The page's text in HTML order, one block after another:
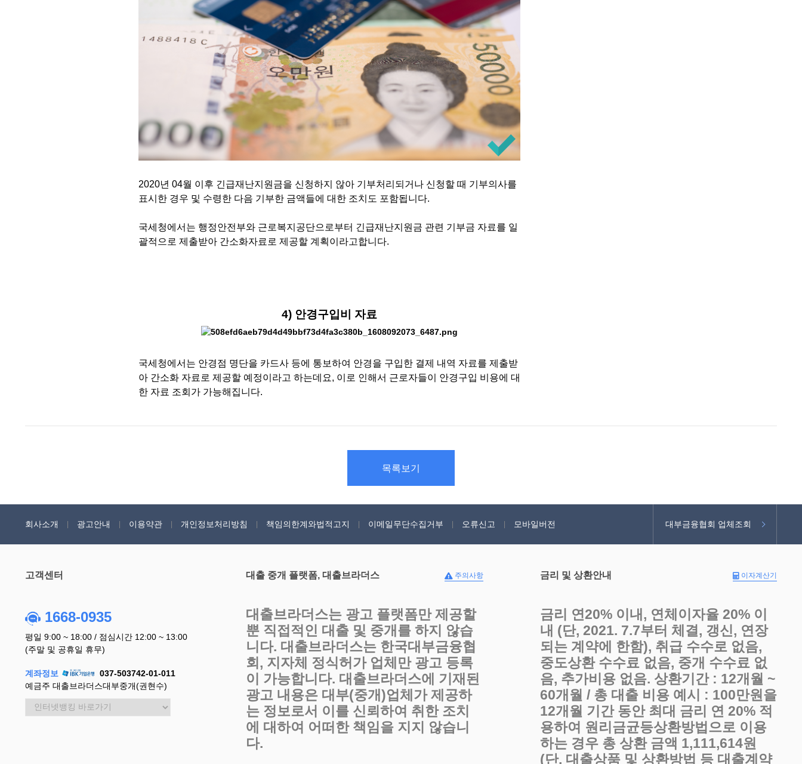
2020년 04월 이후 긴급재난지원금을 신청하지 않아 기부처리되거나 신청할 때 기부의사를
표시한 경우 및 수령한 다음 기부한 금액들에 대한 조치도 포함됩니다.
국세청에서는 행정안전부와 근로복지공단으로부터 긴급재난지원금 관련 기부금 자료를 일
괄적으로 제출받아 간소화자료로 제공할 계획이라고합니다.
4) 안경구입비 자료
국세청에서는 안경점 명단을 카드사 등에 통보하여 안경을 구입한 결제 내역 자료를 제출받
아 간소화 자료로 제공할 예정이라고 하는데요, 이로 인해서 근로자들이 안경구입 비용에 대
한 자료 조회가 가능해집니다.
목록보기
회사소개 광고안내 이용약관 개인정보처리방침 책임의한계와법적고지 이메일무단수집거부 오류신고 모바일버전 대부금융협회 업체조회
고객센터
1668-0935
평일 9:00 ~ 18:00 / 점심시간 12:00 ~ 13:00
(주말 및 공휴일 휴무)
계좌정보
037-503742-01-011
예금주 대출브라더스대부중개(권현수)
대출 중개 플랫폼, 대출브라더스 주의사항
대출브라더스는 광고 플랫폼만 제공할
뿐 직접적인 대출 및 중개를 하지 않습
니다. 대출브라더스는 한국대부금융협
회, 지자체 정식허가 업체만 광고 등록
이 가능합니다. 대출브라더스에 기재된
광고 내용은 대부(중개)업체가 제공하
는 정보로서 이를 신뢰하여 취한 조치
에 대하여 어떠한 책임을 지지 않습니
다.
금리 및 상환안내 이자계산기
금리 연20% 이내, 연체이자율 20% 이
내 (단, 2021. 7.7부터 체결, 갱신, 연장
되는 계약에 한함), 취급 수수로 없음,
중도상환 수수료 없음, 중개 수수료 없
음, 추가비용 없음. 상환기간 : 12개월 ~
60개월 / 총 대출 비용 예시 : 100만원을
12개월 기간 동안 최대 금리 연 20% 적
용하여 원리금균등상환방법으로 이용
하는 경우 총 상환 금액 1,111,614원
(단, 대출상품 및 상환방법 등 대출계약